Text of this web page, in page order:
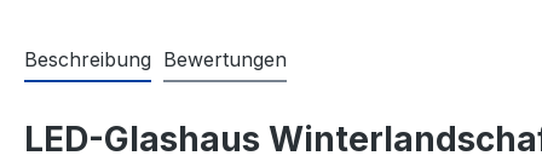
Beschreibung Bewertungen
LED-Glashaus